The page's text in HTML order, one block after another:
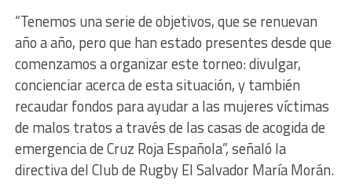
“Tenemos una serie de objetivos, que se renuevan
año a año, pero que han estado presentes desde que
comenzamos a organizar este torneo: divulgar,
concienciar acerca de esta situación, y también
recaudar fondos para ayudar a las mujeres víctimas
de malos tratos a través de las casas de acogida de
emergencia de Cruz Roja Española”, señaló la
directiva del Club de Rugby El Salvador María Morán.